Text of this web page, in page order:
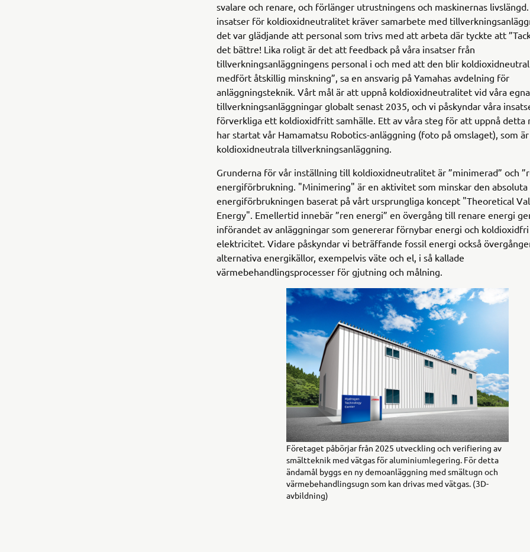
svalare och renare, och förlänger utrustningens och maskinernas
insatser för koldioxidneutralitet kräver samarbete med
det var glädjande att personal som trivs med att arbeta där tyckte att
det bättre! Lika roligt är det att feedback på våra insatser från
tillverkningsanläggningens personal i och med att den blir
medfört åtskillig minskning”, sa en ansvarig på Yamahas avdelning för
anläggningsteknik. Vårt mål är att uppnå koldioxidneutralitet vid våra egna
tillverkningsanläggningar globalt senast 2035, och vi påskyndar våra
förverkliga ett koldioxidfritt samhälle. Ett av våra steg för att uppnå detta
har startat vår Hamamatsu Robotics-anläggning (foto på omslaget), som
koldioxidneutrala tillverkningsanläggning.
Grunderna för vår inställning till koldioxidneutralitet är ”minimerad” och
energiförbrukning. "Minimering" är en aktivitet som minskar den absoluta
energiförbrukningen baserat på vårt ursprungliga koncept "Theoretical
Energy". Emellertid innebär ”ren energi” en övergång till renare energi
införandet av anläggningar som genererar förnybar energi och koldioxidfri
elektricitet. Vidare påskyndar vi beträffande fossil energi också
alternativa energikällor, exempelvis väte och el, i så kallade
värmebehandlingsprocesser för gjutning och målning.
Företaget påbörjar från 2025 utveckling och verifiering av
smältteknik med vätgas för aluminiumlegering. För detta
ändamål byggs en ny demoanläggning med smältugn och
värmebehandlingsugn som kan drivas med vätgas. (3D-
avbildning)